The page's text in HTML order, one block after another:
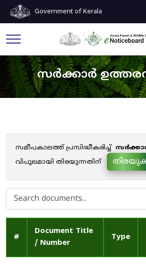
Government of Kerala
സർക്കാർ
സമീപകാലത്ത് പ്രസിദ്ധീകരിച്ച്
വിപുലമായി തിരയുന്നതിന്
#
Document Title
/ Number
Type